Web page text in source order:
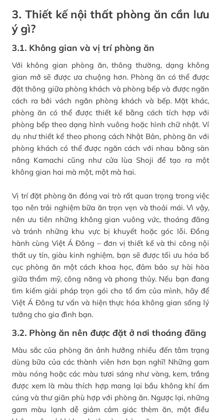
3. Thiết kế nội thất phòng ăn cần lưu
ý gì?
3.1. Không gian và vị trí phòng ăn
Với không gian phòng ăn, thông thường, dạng không
gian mở sẽ được ưa chuộng hơn. Phòng ăn có thể được
đặt thông giữa phòng khách và phòng bếp và được ngăn
cách ra bởi vách ngăn phòng khách và bếp. Mặt khác,
phòng ăn có thể được thiết kế bằng cách tích hợp với
phòng bếp theo dạng hình vuông hoặc hình chữ nhật. Ví
dụ như thiết kế theo phong cách Nhật Bản, phòng ăn với
phòng khách có thể được ngăn cách với nhau bằng sàn
nâng Kamachi cũng như cửa lùa Shoji để tạo ra một
không gian hai mà một, một mà hai.
Vị trí đặt phòng ăn đóng vai trò rất quan trọng trong việc
tạo nên trải nghiệm bữa ăn trọn vẹn và thoải mái. Vì vậy,
nên ưu tiên những không gian vuông vức, thoáng đãng
và tránh những khu vực bị khuyết hoặc góc lỗi. Đồng
hành cùng Việt Á Đông – đơn vị thiết kế và thi công nội
thất uy tín, giàu kinh nghiệm, bạn sẽ được tối ưu hóa bố
cục phòng ăn một cách khoa học, đảm bảo sự hài hòa
giữa thẩm mỹ, công năng và phong thủy. Nếu bạn đang
tìm kiếm giải pháp trọn gói cho tổ ấm của mình, hãy để
Việt Á Đông tư vấn và hiện thực hóa không gian sống lý
tưởng cho gia đình bạn.
3.2. Phòng ăn nên được đặt ở nơi thoáng đãng
Màu sắc của phòng ăn ảnh hưởng nhiều đến tâm trạng
dùng bữa của các thành viên hơn bạn nghĩ! Những gam
màu nóng hoặc các màu tươi sáng như vàng, kem, trắng
được xem là màu thích hợp mang lại bầu không khí ấm
cúng và thư giãn phù hợp với phòng ăn. Ngược lại, những
gam màu lạnh dễ giảm cảm giác thèm ăn, một điều